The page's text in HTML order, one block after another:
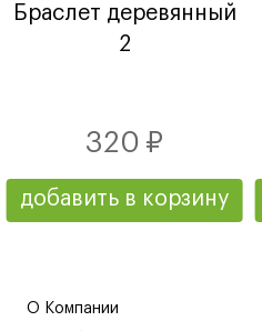
Браслет деревянный
2
320 ₽
добавить в корзину
О Компании